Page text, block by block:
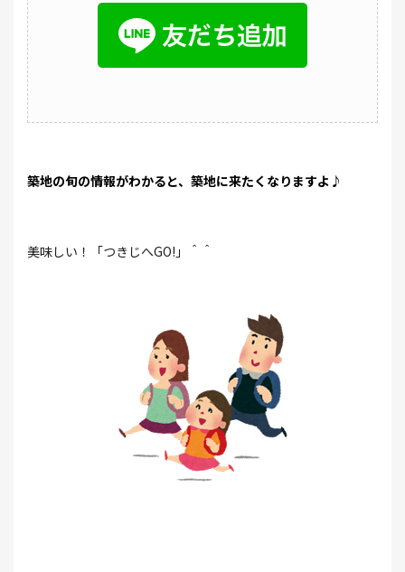
築地の旬の情報がわかると、築地に来たくなりますよ♪
美味しい！「つきじへGO!」＾＾